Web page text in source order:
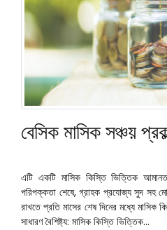
বেসিক মাসিক সঞ্চয়
এটি একটি মাসিক কিস্তি ভিত্তিক
পরিপক্কতা শেষে, গ্রাহক প্রযোজ্য সুদ সহ
রাখতে প্রতি মাসের শেষ দিনের মধ্যে মাসিক
সাধারণ বৈশিষ্ট্য: মাসিক কিস্তি ভিত্তিক...